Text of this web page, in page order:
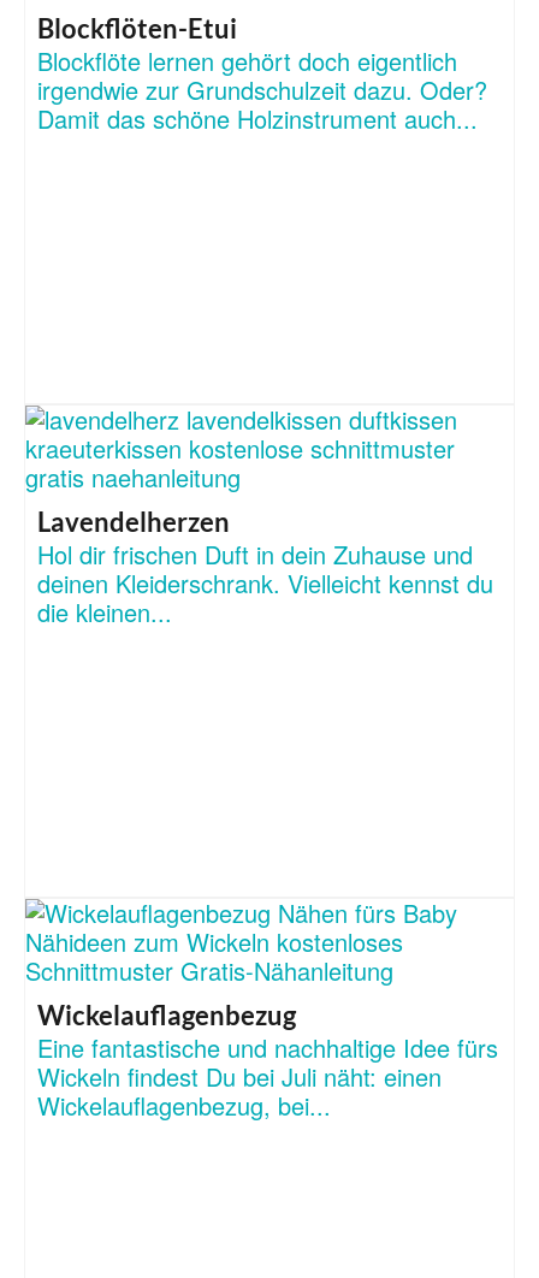
Blockflöten-Etui
Blockflöte lernen gehört doch eigentlich
irgendwie zur Grundschulzeit dazu. Oder?
Damit das schöne Holzinstrument auch...
Lavendelherzen
Hol dir frischen Duft in dein Zuhause und
deinen Kleiderschrank. Vielleicht kennst du
die kleinen...
Wickelauflagenbezug
Eine fantastische und nachhaltige Idee fürs
Wickeln findest Du bei Juli näht: einen
Wickelauflagenbezug, bei...